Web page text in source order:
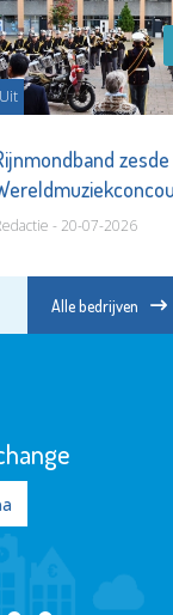
Uit
- 20-07-2026
Alle bedrijven